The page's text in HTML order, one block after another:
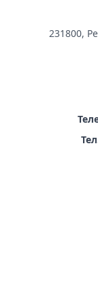
231800,